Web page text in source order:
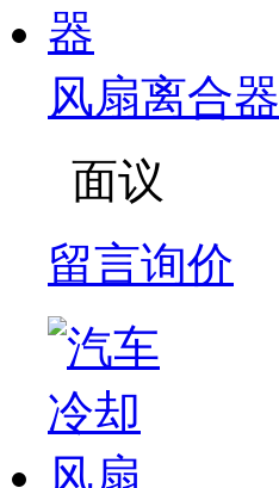
风扇离合器
面议
留言询价